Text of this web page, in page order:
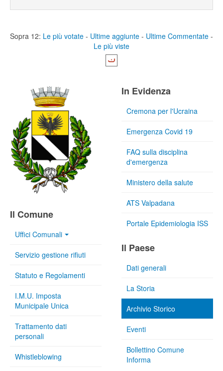
Sopra 12: Le più votate - Ultime aggiunte - Ultime Commentate -
Le più viste
Il Comune
Uffici Comunali
Servizio gestione rifiuti
Statuto e Regolamenti
I.M.U. Imposta
Municipale Unica
Trattamento dati
personali
Whistleblowing
In Evidenza
Cremona per l'Ucraina
Emergenza Covid 19
FAQ sulla disciplina
d'emergenza
Ministero della salute
ATS Valpadana
Portale Epidemiologia ISS
Il Paese
Dati generali
La Storia
Archivio Storico
Eventi
Bollettino Comune
Informa